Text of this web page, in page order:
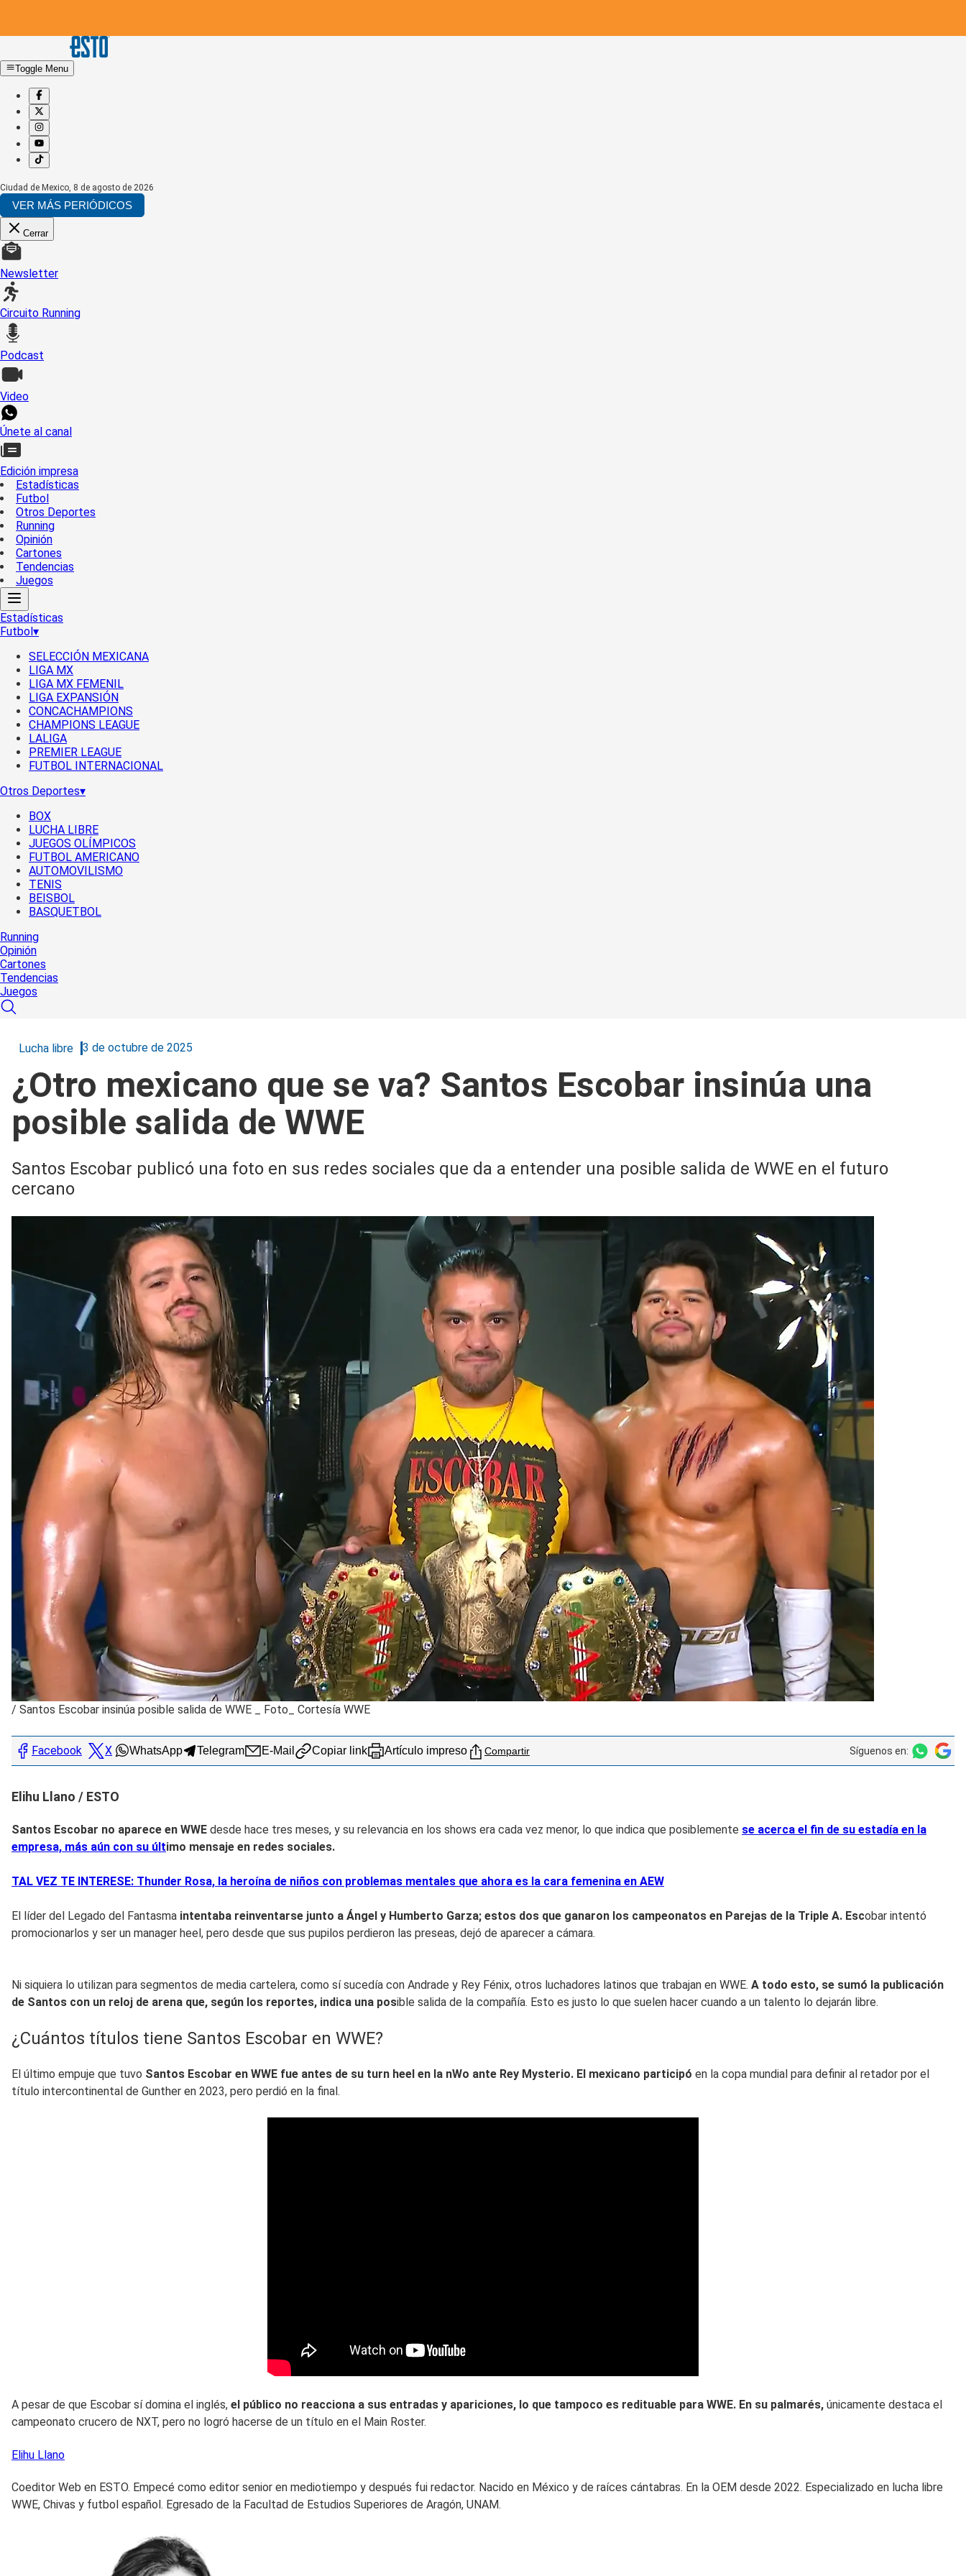
Toggle Menu
Ciudad de Mexico, 8 de agosto de 2026
VER MÁS PERIÓDICOS
Cerrar
Newsletter
Circuito Running
Podcast
Video
Únete al canal
Edición impresa
Estadísticas
Futbol
Otros Deportes
Running
Opinión
Cartones
Tendencias
Juegos
Estadísticas
Futbol▾
SELECCIÓN MEXICANA
LIGA MX
LIGA MX FEMENIL
LIGA EXPANSIÓN
CONCACHAMPIONS
CHAMPIONS LEAGUE
LALIGA
PREMIER LEAGUE
FUTBOL INTERNACIONAL
Otros Deportes▾
BOX
LUCHA LIBRE
JUEGOS OLÍMPICOS
FUTBOL AMERICANO
AUTOMOVILISMO
TENIS
BEISBOL
BASQUETBOL
Running
Opinión
Cartones
Tendencias
Juegos
Lucha libre 3 de octubre de 2025
¿Otro mexicano que se va? Santos Escobar insinúa una
posible salida de WWE
Santos Escobar publicó una foto en sus redes sociales que da a entender una posible salida de WWE en el futuro
cercano
/ Santos Escobar insinúa posible salida de WWE _ Foto_ Cortesía WWE
Facebook X WhatsApp Telegram E-Mail Copiar link Artículo impreso Compartir Síguenos en:
Elihu Llano / ESTO
Santos Escobar no aparece en WWE desde hace tres meses, y su relevancia en los shows era cada vez menor, lo que indica que posiblemente se acerca el fin de su estadía en la
empresa, más aún con su último mensaje en redes sociales.
TAL VEZ TE INTERESE: Thunder Rosa, la heroína de niños con problemas mentales que ahora es la cara femenina en AEW
El líder del Legado del Fantasma intentaba reinventarse junto a Ángel y Humberto Garza; estos dos que ganaron los campeonatos en Parejas de la Triple A. Escobar intentó
promocionarlos y ser un manager heel, pero desde que sus pupilos perdieron las preseas, dejó de aparecer a cámara.
Ni siquiera lo utilizan para segmentos de media cartelera, como sí sucedía con Andrade y Rey Fénix, otros luchadores latinos que trabajan en WWE. A todo esto, se sumó la publicación
de Santos con un reloj de arena que, según los reportes, indica una posible salida de la compañía. Esto es justo lo que suelen hacer cuando a un talento lo dejarán libre.
¿Cuántos títulos tiene Santos Escobar en WWE?
El último empuje que tuvo Santos Escobar en WWE fue antes de su turn heel en la nWo ante Rey Mysterio. El mexicano participó en la copa mundial para definir al retador por el
título intercontinental de Gunther en 2023, pero perdió en la final.
A pesar de que Escobar sí domina el inglés, el público no reacciona a sus entradas y apariciones, lo que tampoco es redituable para WWE. En su palmarés, únicamente destaca el
campeonato crucero de NXT, pero no logró hacerse de un título en el Main Roster.
Elihu Llano
Coeditor Web en ESTO. Empecé como editor senior en mediotiempo y después fui redactor. Nacido en México y de raíces cántabras. En la OEM desde 2022. Especializado en lucha libre
WWE, Chivas y futbol español. Egresado de la Facultad de Estudios Superiores de Aragón, UNAM.